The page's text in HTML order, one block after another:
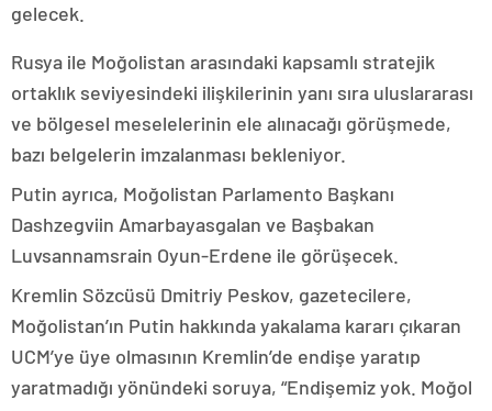
gelecek.
Rusya ile Moğolistan arasındaki kapsamlı stratejik
ortaklık seviyesindeki ilişkilerinin yanı sıra uluslararası
ve bölgesel meselelerinin ele alınacağı görüşmede,
bazı belgelerin imzalanması bekleniyor.
Putin ayrıca, Moğolistan Parlamento Başkanı
Dashzegviin Amarbayasgalan ve Başbakan
Luvsannamsrain Oyun-Erdene ile görüşecek.
Kremlin Sözcüsü Dmitriy Peskov, gazetecilere,
Moğolistan’ın Putin hakkında yakalama kararı çıkaran
UCM’ye üye olmasının Kremlin’de endişe yaratıp
yaratmadığı yönündeki soruya, “Endişemiz yok. Moğol